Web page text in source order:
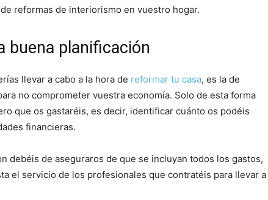
reformas de interiorismo en vuestro hogar.
buena planificación
llevar a cabo a la hora de reformar tu casa, es la de
no comprometer vuestra economía. Solo de esta forma
que os gastaréis, es decir, identificar cuánto os podéis
financieras.
debéis de aseguraros de que se incluyan todos los gastos,
el servicio de los profesionales que contratéis para llevar a